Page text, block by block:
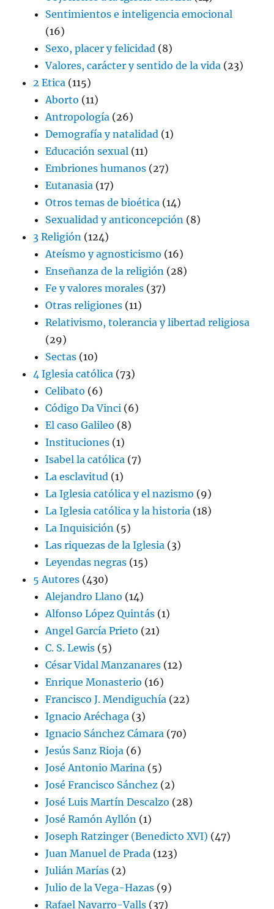
Sentimientos e inteligencia emocional
(16)
Sexo, placer y felicidad (8)
Valores, carácter y sentido de la vida (23)
2 Etica (115)
Aborto (11)
Antropología (26)
Demografía y natalidad (1)
Educación sexual (11)
Embriones humanos (27)
Eutanasia (17)
Otros temas de bioética (14)
Sexualidad y anticoncepción (8)
3 Religión (124)
Ateísmo y agnosticismo (16)
Enseñanza de la religión (28)
Fe y valores morales (37)
Otras religiones (11)
Relativismo, tolerancia y libertad religiosa
(29)
Sectas (10)
4 Iglesia católica (73)
Celibato (6)
Código Da Vinci (6)
El caso Galileo (8)
Instituciones (1)
Isabel la católica (7)
La esclavitud (1)
La Iglesia católica y el nazismo (9)
La Iglesia católica y la historia (18)
La Inquisición (5)
Las riquezas de la Iglesia (3)
Leyendas negras (15)
5 Autores (430)
Alejandro Llano (14)
Alfonso López Quintás (1)
Angel García Prieto (21)
C. S. Lewis (5)
César Vidal Manzanares (12)
Enrique Monasterio (16)
Francisco J. Mendiguchía (22)
Ignacio Aréchaga (3)
Ignacio Sánchez Cámara (70)
Jesús Sanz Rioja (6)
José Antonio Marina (5)
José Francisco Sánchez (2)
José Luis Martín Descalzo (28)
José Ramón Ayllón (1)
Joseph Ratzinger (Benedicto XVI) (47)
Juan Manuel de Prada (123)
Julián Marías (2)
Julio de la Vega-Hazas (9)
Rafael Navarro-Valls (37)